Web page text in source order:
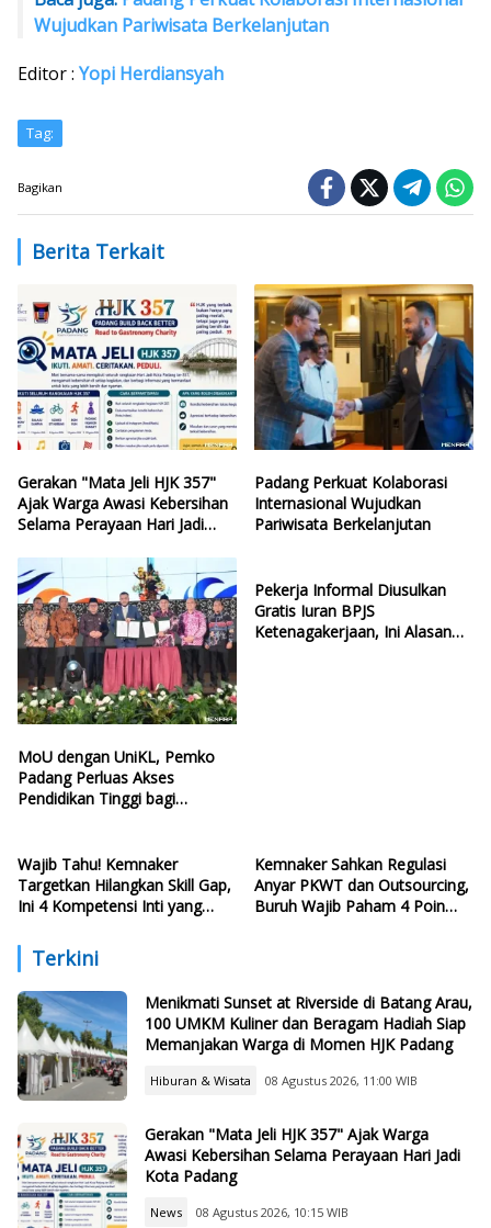
Wujudkan Pariwisata Berkelanjutan
Editor : Yopi Herdiansyah
Tag:
Bagikan
Berita Terkait
Gerakan "Mata Jeli HJK 357"
Ajak Warga Awasi Kebersihan
Selama Perayaan Hari Jadi
Padang Perkuat Kolaborasi
Internasional Wujudkan
Pariwisata Berkelanjutan
MoU dengan UniKL, Pemko
Padang Perluas Akses
Pendidikan Tinggi bagi
Pekerja Informal Diusulkan
Gratis Iuran BPJS
Ketenagakerjaan, Ini Alasan
Wajib Tahu! Kemnaker
Targetkan Hilangkan Skill Gap,
Ini 4 Kompetensi Inti yang
Kemnaker Sahkan Regulasi
Anyar PKWT dan Outsourcing,
Buruh Wajib Paham 4 Poin
Terkini
Menikmati Sunset at Riverside di Batang Arau,
100 UMKM Kuliner dan Beragam Hadiah Siap
Memanjakan Warga di Momen HJK Padang
Hiburan & Wisata 08 Agustus 2026, 11:00 WIB
Gerakan "Mata Jeli HJK 357" Ajak Warga
Awasi Kebersihan Selama Perayaan Hari Jadi
Kota Padang
News 08 Agustus 2026, 10:15 WIB